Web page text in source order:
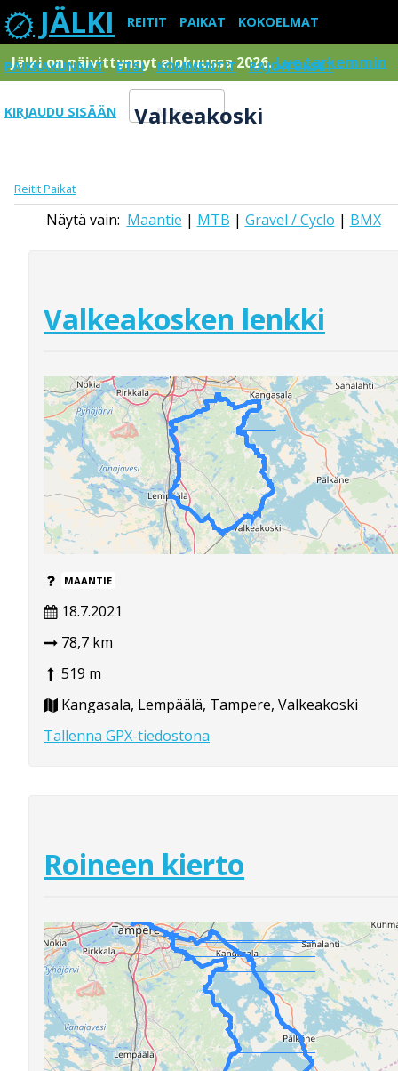
JÄLKI REITIT PAIKAT KOKOELMAT
PAIKKAKUNNAT ETSI KOMMENTIT RAJOITUKSET
KIRJAUDU SISÄÄN Menu
Jälki on päivittynnyt elokuussa 2026.Lue tarkemmin
Valkeakoski
ReititPaikat
Näytä vain: Maantie | MTB | Gravel / Cyclo | BMX
Valkeakosken lenkki
MAANTIE
18.7.2021
78,7 km
519 m
Kangasala, Lempäälä, Tampere, Valkeakoski
Tallenna GPX-tiedostona
Roineen kierto